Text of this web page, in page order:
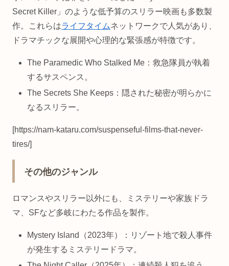
Secret Killer」のような低予算のスリラー映画も多数製
作。これらはライフタイムネットワークで人気があり、
ドラマチックな展開や心理的な緊張感が特徴です。
The Paramedic Who Stalked Me：救急隊員が執着
するサスペンス。
The Secrets She Keeps：隠された秘密が明らかに
なるスリラー。
[https://nam-kataru.com/suspenseful-films-that-never-
tires/]
その他のジャンル
ロマンスやスリラー以外にも、ミステリーや家族ドラ
マ、SFなど多岐にわたる作品を製作。
Mystery Island（2023年）：リゾート地で殺人事件
が発生するミステリードラマ。